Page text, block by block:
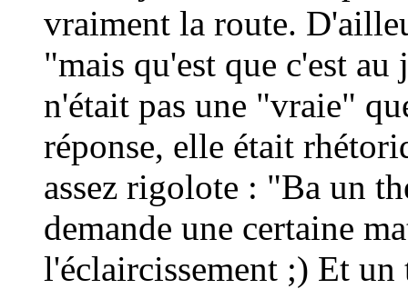
vraiment la route.
"mais qu'est que c'est
n'était pas une "vraie"
réponse, elle était
assez rigolote : "Ba un
demande une certaine
l'éclaircissement ;) Et un